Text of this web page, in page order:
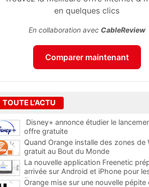
en quelques clics
En collaboration avec CableReview
Comparer maintenant
TOUTE L'ACTU
Disney+ annonce étudier le
offre gratuite
Quand Orange installe des zones de
gratuit au Bout du Monde
La nouvelle application Freenetic
arrivée sur Android et iPhone pour
Freebox, testez la
Orange mise sur une nouvelle pépite